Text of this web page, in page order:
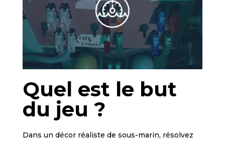
Quel est le but
du jeu ?
Dans un décor réaliste de sous-marin, résolvez